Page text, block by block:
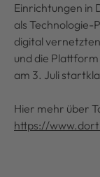
Einrichtungen in
als Technologie-
digital
und die
am 3. Juli
Hier mehr über
https://